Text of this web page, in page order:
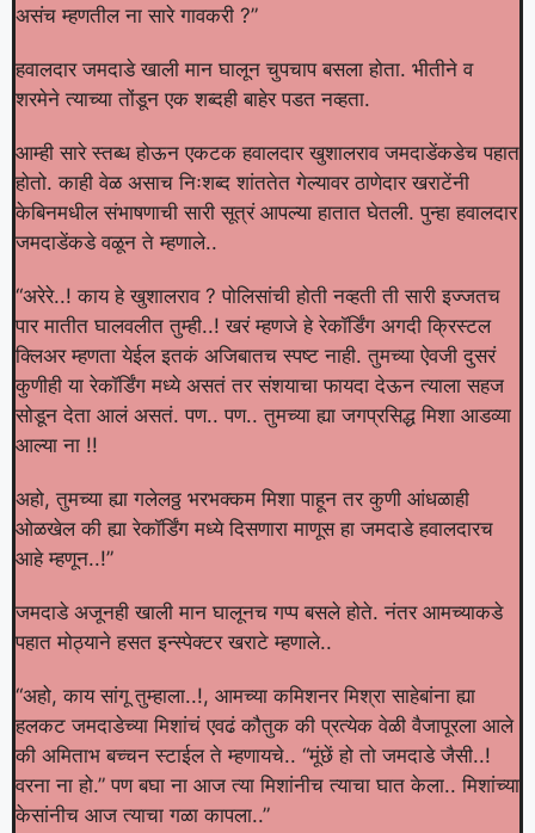
असंच म्हणतील ना सारे गावकरी ?”
हवालदार जमदाडे खाली मान घालून चुपचाप बसला होता. भीतीने व
शरमेने त्याच्या तोंडून एक शब्दही बाहेर पडत नव्हता.
आम्ही सारे स्तब्ध होऊन एकटक हवालदार खुशालराव जमदाडेंकडेच पहात
होतो. काही वेळ असाच निःशब्द शांततेत गेल्यावर ठाणेदार खराटेंनी
केबिनमधील संभाषणाची सारी सूत्रं आपल्या हातात घेतली. पुन्हा हवालदार
जमदाडेंकडे वळून ते म्हणाले..
“अरेरे..! काय हे खुशालराव ? पोलिसांची होती नव्हती ती सारी इज्जतच
पार मातीत घालवलीत तुम्ही..! खरं म्हणजे हे रेकॉर्डिंग अगदी क्रिस्टल
क्लिअर म्हणता येईल इतकं अजिबातच स्पष्ट नाही. तुमच्या ऐवजी दुसरं
कुणीही या रेकॉर्डिंग मध्ये असतं तर संशयाचा फायदा देऊन त्याला सहज
सोडून देता आलं असतं. पण.. पण.. तुमच्या ह्या जगप्रसिद्ध मिशा आडव्या
आल्या ना !!
अहो, तुमच्या ह्या गलेलठ्ठ भरभक्कम मिशा पाहून तर कुणी आंधळाही
ओळखेल की ह्या रेकॉर्डिंग मध्ये दिसणारा माणूस हा जमदाडे हवालदारच
आहे म्हणून..!”
जमदाडे अजूनही खाली मान घालूनच गप्प बसले होते. नंतर आमच्याकडे
पहात मोठ्याने हसत इन्स्पेक्टर खराटे म्हणाले..
“अहो, काय सांगू तुम्हाला..!, आमच्या कमिशनर मिश्रा साहेबांना ह्या
हलकट जमदाडेच्या मिशांचं एवढं कौतुक की प्रत्येक वेळी वैजापूरला आले
की अमिताभ बच्चन स्टाईल ते म्हणायचे.. “मूंछें हो तो जमदाडे जैसी..!
वरना ना हो.” पण बघा ना आज त्या मिशांनीच त्याचा घात केला.. मिशांच्या
केसांनीच आज त्याचा गळा कापला..”